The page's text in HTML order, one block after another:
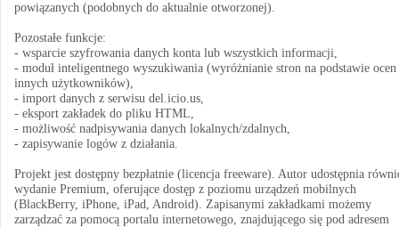
powiązanych (podobnych do aktualnie otworzonej).
Pozostałe funkcje:
- wsparcie szyfrowania danych konta lub wszystkich informacji,
- moduł inteligentnego wyszukiwania (wyróżnianie stron na podstawie ocen
innych użytkowników),
- import danych z serwisu del.icio.us,
- eksport zakładek do pliku HTML,
- możliwość nadpisywania danych lokalnych/zdalnych,
- zapisywanie logów z działania.
Projekt jest dostępny bezpłatnie (licencja freeware). Autor udostępnia
wydanie Premium, oferujące dostęp z poziomu urządzeń mobilnych
(BlackBerry, iPhone, iPad, Android). Zapisanymi zakładkami możemy
zarządzać za pomocą portalu internetowego, znajdującego się pod adresem